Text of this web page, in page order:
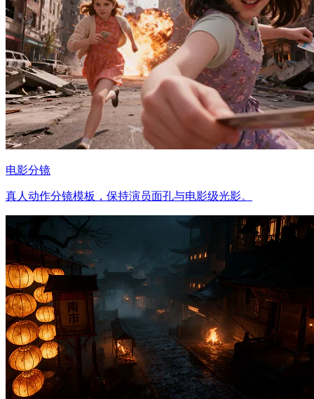
电影分镜
真人动作分镜模板，保持演员面孔与电影级光影。